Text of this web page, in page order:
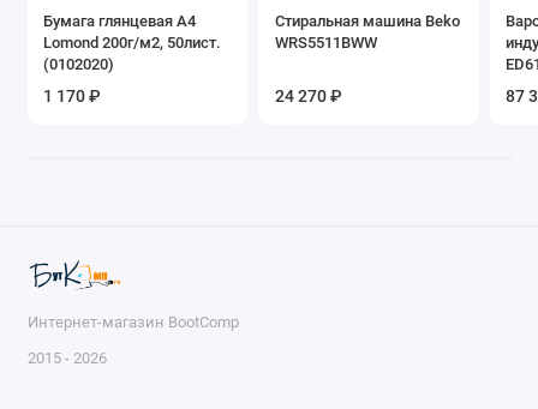
Бумага глянцевая A4
Lomond 200г/м2, 50лист.
(0102020)
1 170 ₽
Стиральная машина Beko
WRS5511BWW
24 270 ₽ 87
Интернет-магазин BootComp
2015 - 2026